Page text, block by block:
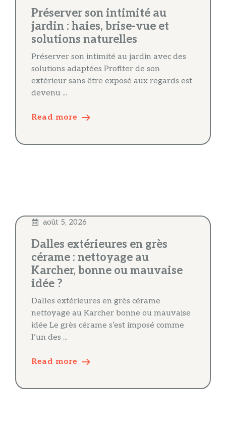
Préserver son intimité au
jardin : haies, brise-vue et
solutions naturelles
Préserver son intimité au jardin avec des
solutions adaptées Profiter de son
extérieur sans être exposé aux regards est
devenu ...
Read more
août 5, 2026
Dalles extérieures en grès
cérame : nettoyage au
Karcher, bonne ou mauvaise
idée ?
Dalles extérieures en grès cérame
nettoyage au Karcher bonne ou mauvaise
idée Le grès cérame s’est imposé comme
l’un des ...
Read more